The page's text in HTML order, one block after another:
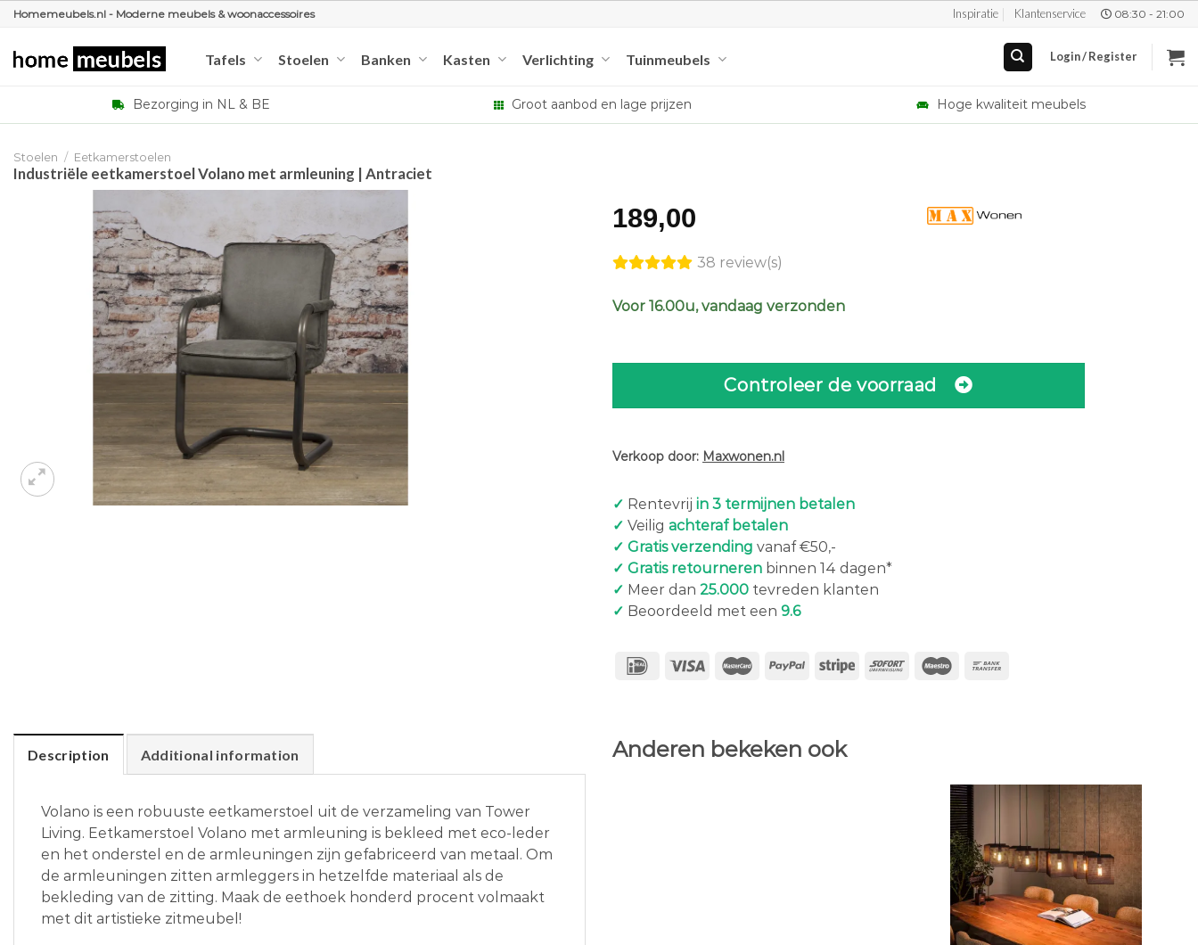
Ga
inhoud
Homemeubels.nl - Moderne meubels & woonaccessoires Inspiratie Klantenservice 08:30 - 21:00
Tafels Stoelen Banken Kasten Verlichting Tuinmeubels Login / Register
Bezorging in NL & BE Groot aanbod en lage prijzen Hoge kwaliteit meubels
Stoelen / Eetkamerstoelen
Industriële eetkamerstoel Volano met armleuning | Antraciet
189,00
38 review(s)
Voor 16.00u, vandaag verzonden
Controleer de voorraad
Verkoop door: Maxwonen.nl
✓ Rentevrij in 3 termijnen betalen
✓ Veilig achteraf betalen
✓ Gratis verzending vanaf €50,-
✓ Gratis retourneren binnen 14 dagen*
✓ Meer dan 25.000 tevreden klanten
✓ Beoordeeld met een 9.6
Description Additional information
Volano is een robuuste eetkamerstoel uit de verzameling van Tower
Living. Eetkamerstoel Volano met armleuning is bekleed met eco-leder
en het onderstel en de armleuningen zijn gefabriceerd van metaal. Om
de armleuningen zitten armleggers in hetzelfde materiaal als de
bekleding van de zitting. Maak de eethoek honderd procent volmaakt
met dit artistieke zitmeubel!
Anderen bekeken ook